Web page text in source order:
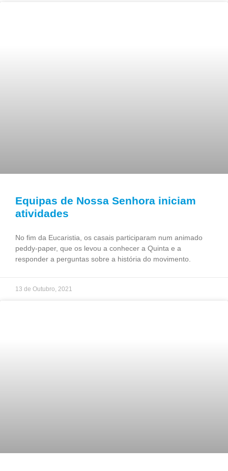
Equipas de Nossa Senhora iniciam
atividades
No fim da Eucaristia, os casais participaram num animado
peddy-paper, que os levou a conhecer a Quinta e a
responder a perguntas sobre a história do movimento.
13 de Outubro, 2021